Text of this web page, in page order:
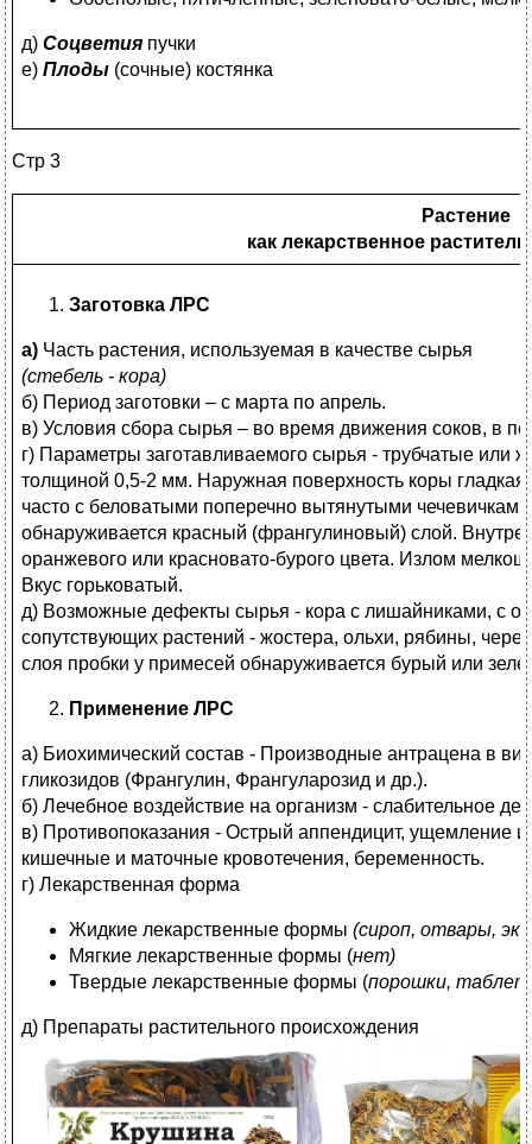
д) Соцветия пучки
е) Плоды (сочные) костянка
Стр 3
Растение
как лекарственное
Заготовка ЛРС
а) Часть растения, используемая в качестве сырья
(стебель - кора)
б) Период заготовки – с марта по апрель.
в) Условия сбора сырья – во время движения соков, в
г) Параметры заготавливаемого сырья - трубчатые или
толщиной 0,5-2 мм. Наружная поверхность коры
часто с беловатыми поперечно вытянутыми
обнаруживается красный (франгулиновый) слой.
оранжевого или красновато-бурого цвета. Излом
Вкус горьковатый.
д) Возможные дефекты сырья - кора с лишайниками, с
сопутствующих растений - жостера, ольхи, рябины,
слоя пробки у примесей обнаруживается бурый или
Применение ЛРС
а) Биохимический состав - Производные антрацена в
гликозидов (Франгулин, Франгуларозид и др.).
б) Лечебное воздействие на организм - слабительное
в) Противопоказания - Острый аппендицит, ущемление
кишечные и маточные кровотечения, беременность.
г) Лекарственная форма
Жидкие лекарственные формы (сироп, отвары,
Мягкие лекарственные формы (нет)
Твердые лекарственные формы (порошки,
д) Препараты растительного происхождения